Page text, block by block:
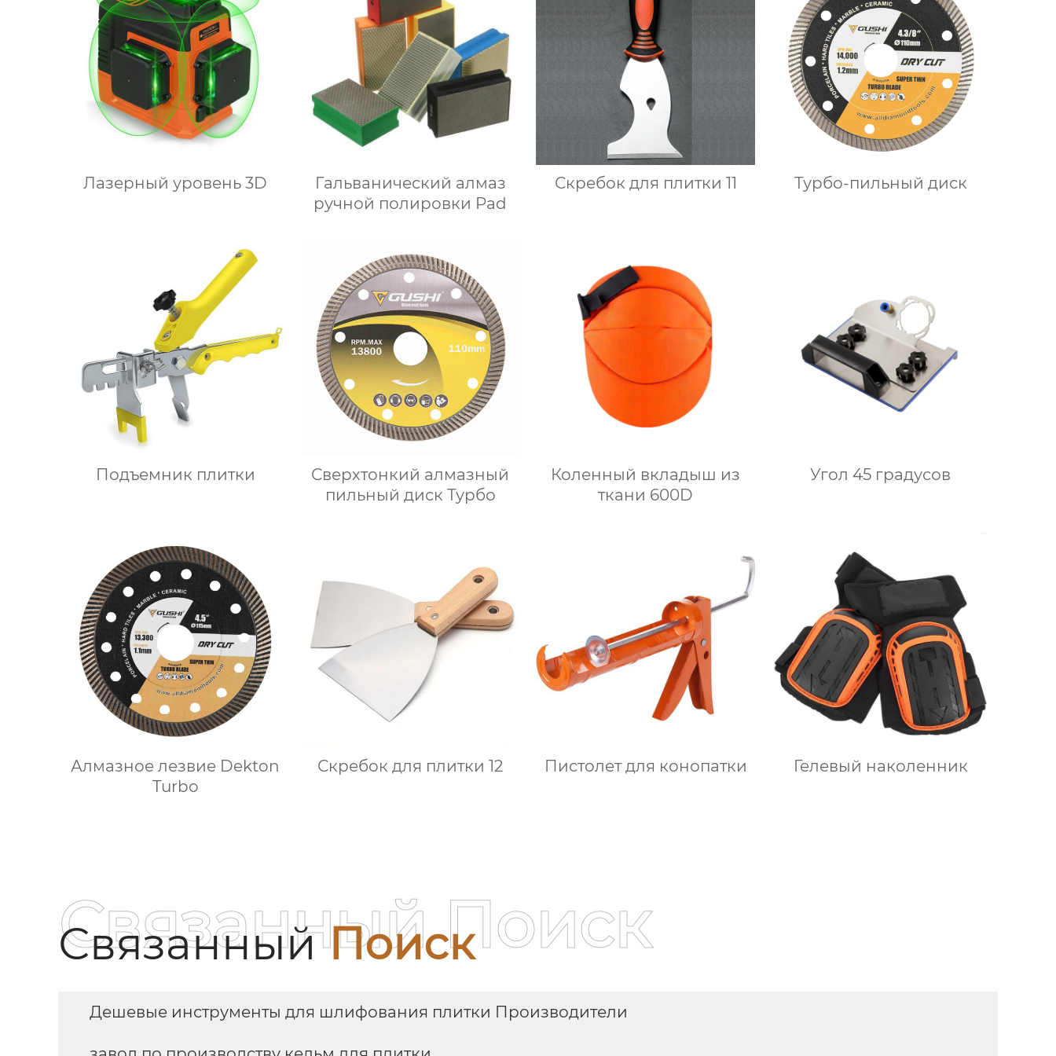
Лазерный уровень 3D
Гальванический алмаз
ручной полировки Pad
Скребок для плитки 11 Турбо-пильный диск
Подъемник плитки
Сверхтонкий алмазный
пильный диск Турбо
Коленный вкладыш из
ткани 600D
Угол 45 градусов
Алмазное лезвие Dekton
Turbo
Скребок для плитки 12 Пистолет для конопатки Гелевый наколенник
СвязанныйПоиск
Связанный Поиск
Дешевые инструменты для шлифования плитки Производители